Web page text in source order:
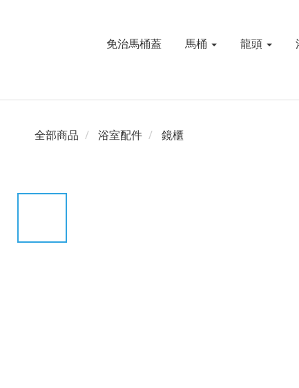
免治馬桶蓋 馬桶 龍頭
全部商品 浴室配件 鏡櫃